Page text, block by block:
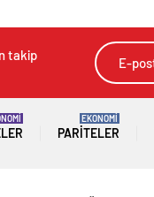
takip
PARITELER
EKONOMİ